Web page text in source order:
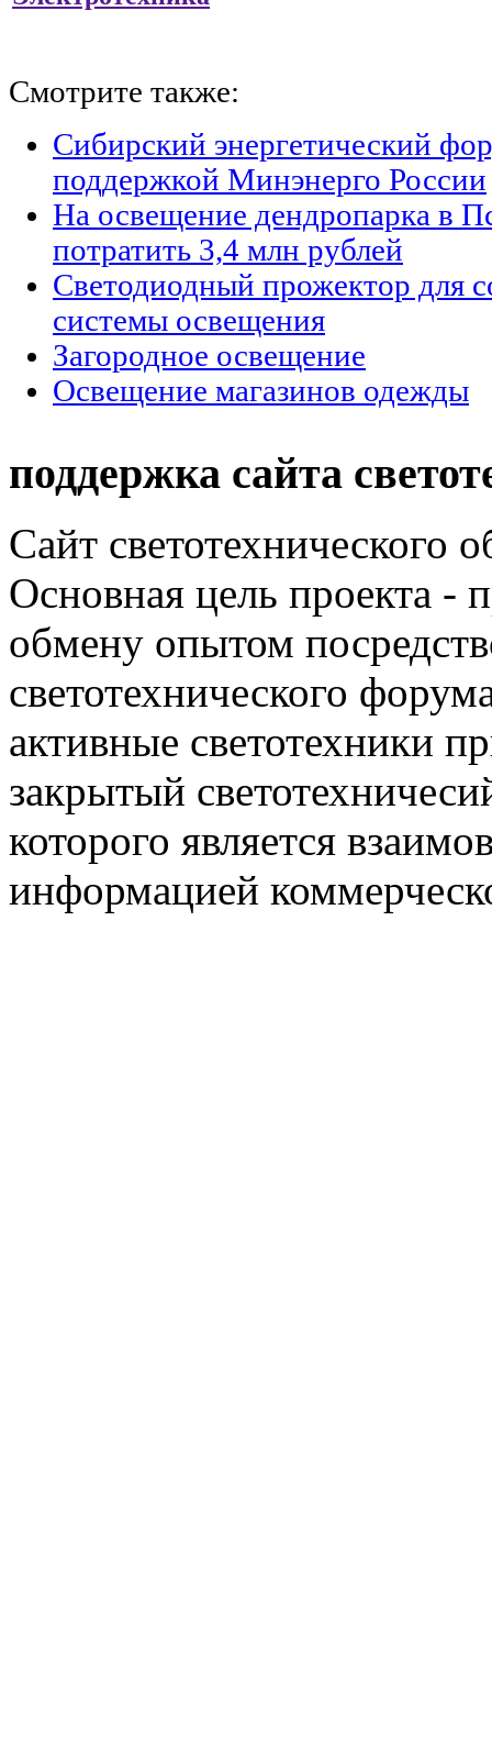
Смотрите также:
Сибирский энергетический
поддержкой Минэнерго России
На освещение дендропарка в
потратить 3,4 млн рублей
Светодиодный прожектор для
системы освещения
Загородное освещение
Освещение магазинов одежды
поддержка сайта
Сайт светотехнического
Основная цель проекта -
обмену опытом
светотехнического
активные светотехники
закрытый
которого является
информацией